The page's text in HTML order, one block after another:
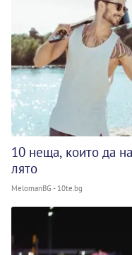
10 неща, които да
лято
MelomanBG - 10te.bg